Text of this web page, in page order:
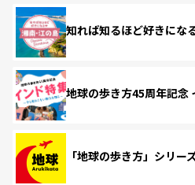
知れば知るほど好きにな
地球の歩き方45周年記念
「地球の歩き方」シリー